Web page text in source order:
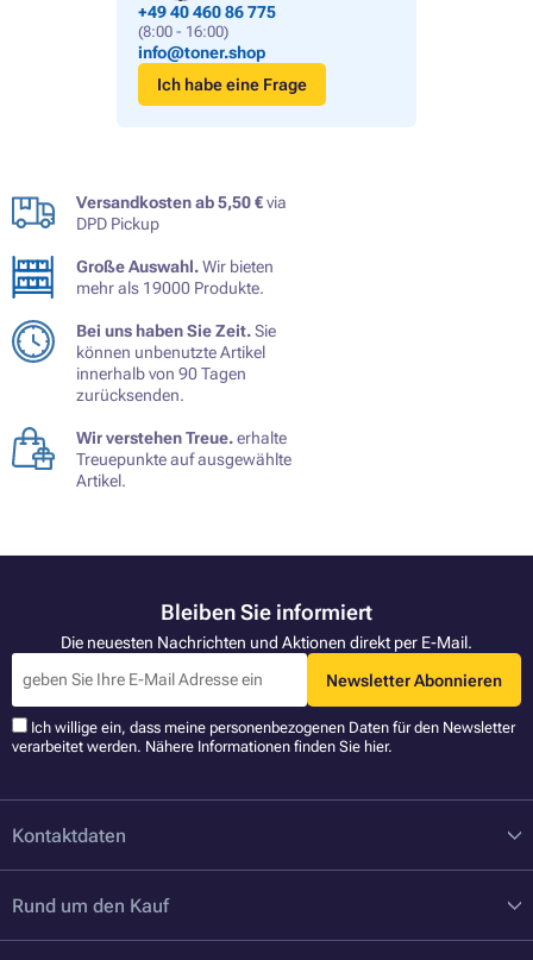
+49 40 460 86 775
(8:00 - 16:00)
info@toner.shop
Ich habe eine Frage
Versandkosten ab 5,50 €via
DPD Pickup
Große Auswahl.Wir bieten
mehr als 19000 Produkte.
Bei uns haben Sie Zeit.Sie
können unbenutzte Artikel
innerhalb von 90 Tagen
zurücksenden.
Wir verstehen Treue.erhalte
Treuepunkte auf ausgewählte
Artikel.
Bleiben Sie informiert
Die neuesten Nachrichten und Aktionen direkt per E-Mail.
Newsletter Abonnieren
Ich willige ein, dass meine personenbezogenen Daten für den Newsletter
verarbeitet werden. Nähere Informationen finden Sie hier.
Kontaktdaten
Rund um den Kauf